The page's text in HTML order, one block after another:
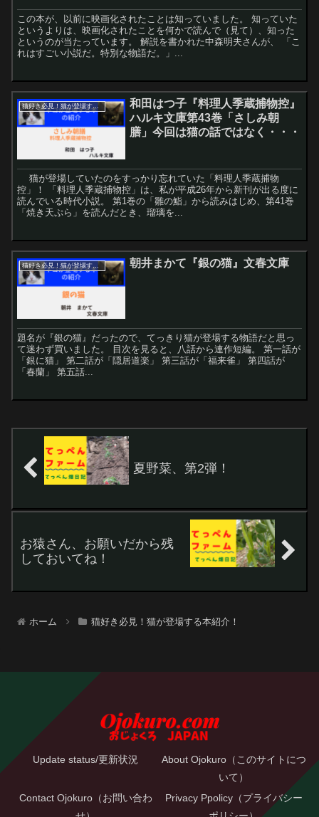
この本が、以前に映画化されたことは知っていました。 知っていた
というよりは、映画化されたことを何かで読んで（見て）、知った
というのが当たっています。 解説を書かれた中森明夫さんが、 「こ
れはすごい小説だ。特別な物語だ。」...
猫好き必見！猫が登場する本紹介！
和田はつ子『料理人季蔵捕物控』
ハルキ文庫第43巻「さしみ朝
膳」今回は猫の話ではなく・・・
猫が登場していたのをすっかり忘れていた「料理人季蔵捕物
控」！ 「料理人季蔵捕物控」は、私が平成26年から新刊が出る度に
読んでいる時代小説。 第1巻の「雛の鮨」から読みはじめ、第41巻
「焼き天ぷら」を読んだとき、瑠璃を...
猫好き必見！猫が登場する本紹介！ 朝井まかて『銀の猫』文春文庫
題名が『銀の猫』だったので、てっきり猫が登場する物語だと思っ
て迷わず買いました。 目次を見ると、八話から連作短編。 第一話が
「銀に猫」 第二話が「隠居道楽」 第三話が「福来雀」 第四話が
「春蘭」 第五話...
夏野菜、第2弾！
お猿さん、お願いだから残
しておいてね！
ホーム 猫好き必見！猫が登場する本紹介！
Update status/更新状況
About Ojokuro（このサイトにつ
いて）
Contact Ojokuro（お問い合わ
Privacy Ppolicy（プライバシー